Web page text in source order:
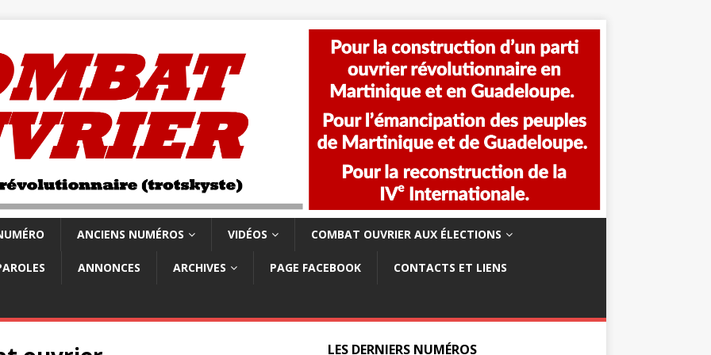
ANCIENS NUMÉROS VIDÉOS COMBAT OUVRIER AUX ÉLECTIONS
ANNONCES ARCHIVES PAGE FACEBOOK CONTACTS ET LIENS
LES DERNIERS NUMÉROS